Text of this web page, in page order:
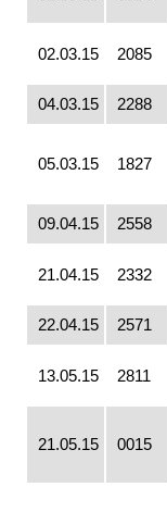
02.03.15 2085
04.03.15 2288
05.03.15 1827
09.04.15 2558
21.04.15 2332
22.04.15 2571
13.05.15 2811
21.05.15 0015